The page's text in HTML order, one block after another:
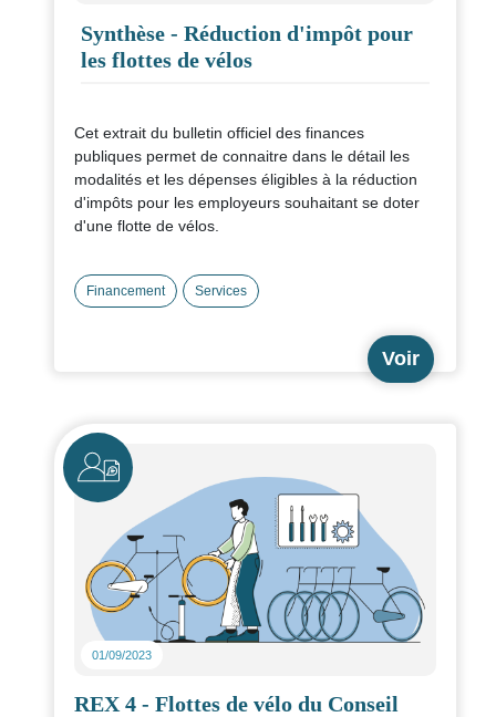
Synthèse - Réduction d'impôt pour
les flottes de vélos
Cet extrait du bulletin officiel des finances
publiques permet de connaitre dans le détail les
modalités et les dépenses éligibles à la réduction
d'impôts pour les employeurs souhaitant se doter
d'une flotte de vélos.
Financement Services
Voir
Icône
01/09/2023
REX 4 - Flottes de vélo du Conseil